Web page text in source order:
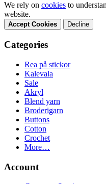
We rely on cookies to
website.
Accept Cookies Decline
Categories
Rea på stickor
Kalevala
Sale
Akryl
Blend yarn
Broderigarn
Buttons
Cotton
Crochet
More…
Account